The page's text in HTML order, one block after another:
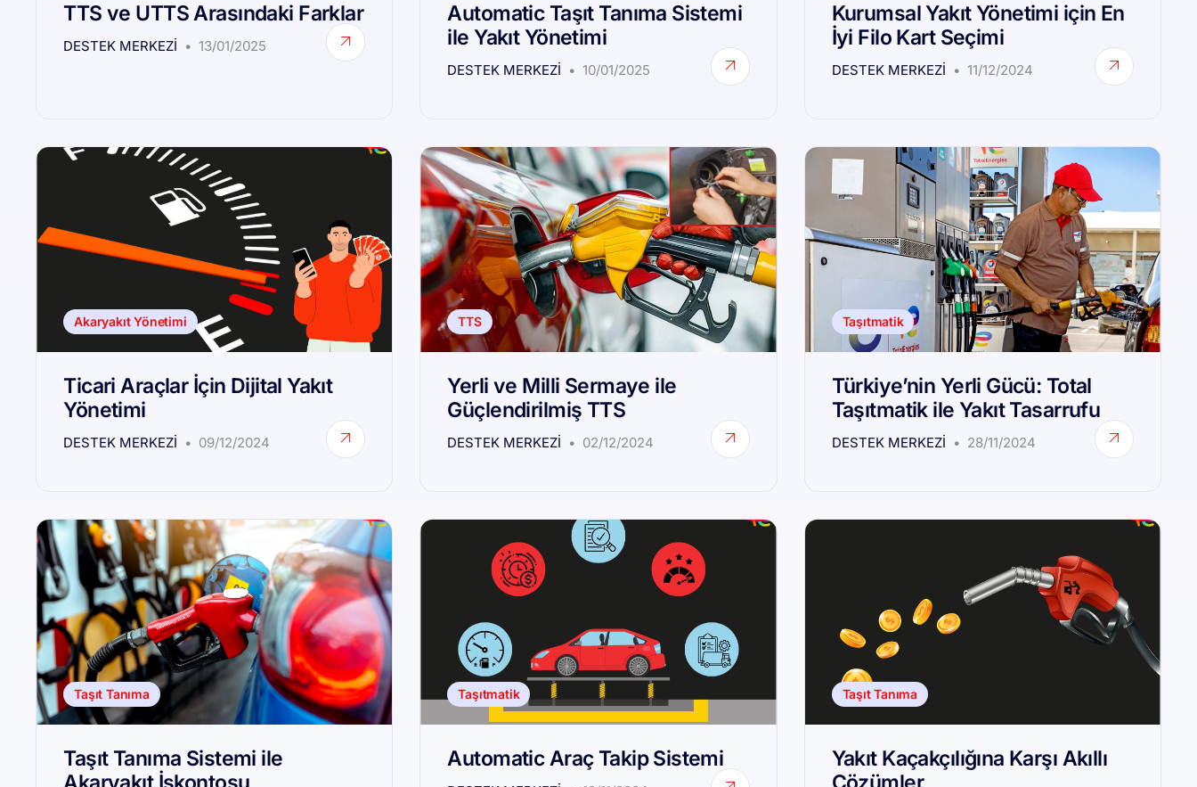
TTS ve UTTS Arasındaki Farklar
DESTEK MERKEZI 13/01/2025
Automatic Taşıt Tanıma Sistemi
ile Yakıt Yönetimi
DESTEK MERKEZI 10/01/2025
Kurumsal Yakıt Yönetimi için En
İyi Filo Kart Seçimi
DESTEK MERKEZI 11/12/2024
Akaryakıt Yönetimi
Ticari Araçlar İçin Dijital Yakıt
Yönetimi
DESTEK MERKEZI 09/12/2024
TTS
Yerli ve Milli Sermaye ile
Güçlendirilmiş TTS
DESTEK MERKEZI 02/12/2024
Taşıtmatik
Türkiye’nin Yerli Gücü: Total
Taşıtmatik ile Yakıt Tasarrufu
DESTEK MERKEZI 28/11/2024
Taşıt Tanıma
Taşıt Tanıma Sistemi ile
Taşıtmatik
Automatic Araç Takip Sistemi
Taşıt Tanıma
Yakıt Kaçakçılığına Karşı Akıllı